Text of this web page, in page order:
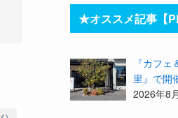
★オススメ記事【
『カフ
里』で開
ベント等
2026年8